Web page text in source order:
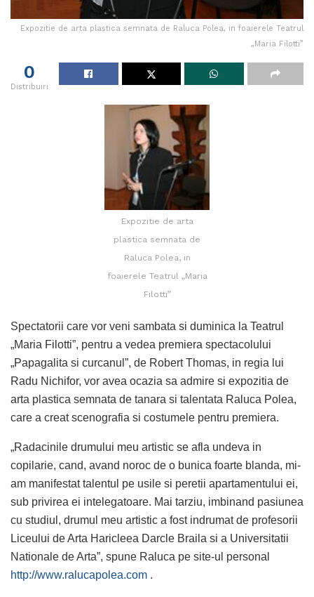
Expozitie de arta plastica semnata de Raluca Polea, in foaierele Teatrul
„Maria Filotti”
0
Distribuiri
Expozitie de arta
plastica semnata de
Raluca Polea, in
foaierele Teatrul „Maria
Filotti”
Spectatorii care vor veni sambata si duminica la Teatrul
„Maria Filotti”, pentru a vedea premiera spectacolului
„Papagalita si curcanul”, de Robert Thomas, in regia lui
Radu Nichifor, vor avea ocazia sa admire si expozitia de
arta plastica semnata de tanara si talentata Raluca Polea,
care a creat scenografia si costumele pentru premiera.
„Radacinile drumului meu artistic se afla undeva in
copilarie, cand, avand noroc de o bunica foarte blanda, mi-
am manifestat talentul pe usile si peretii apartamentului ei,
sub privirea ei intelegatoare. Mai tarziu, imbinand pasiunea
cu studiul, drumul meu artistic a fost indrumat de profesorii
Liceului de Arta Haricleea Darcle Braila si a Universitatii
Nationale de Arta”, spune Raluca pe site-ul personal
http://www.ralucapolea.com .